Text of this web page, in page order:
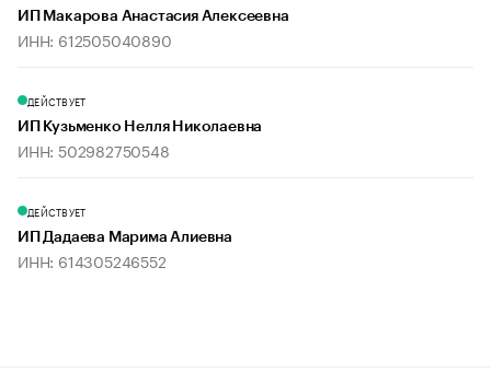
ИП Макарова Анастасия Алексеевна
ИНН: 612505040890
ДЕЙСТВУЕТ
ИП Кузьменко Нелля Николаевна
ИНН: 502982750548
ДЕЙСТВУЕТ
ИП Дадаева Марима Алиевна
ИНН: 614305246552